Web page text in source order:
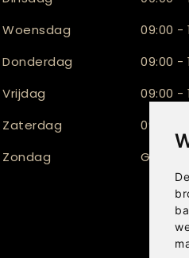
Woensdag
09:00 -
Donderdag
09:00 -
Vrijdag
09:00 -
Zaterdag
09:30 -
Zondag